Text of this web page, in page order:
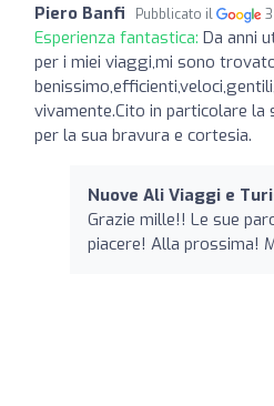
Piero Banfi Pubblicato il
Esperienza fantastica: Da anni
per i miei viaggi,mi sono
vivamente.Cito in particolare
per la sua bravura e cortesia.
Nuove Ali Viaggi e
Grazie mille!! Le sue
piacere! Alla prossima!